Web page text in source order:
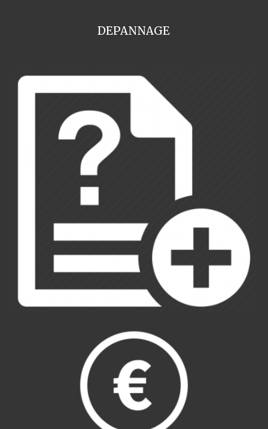
DEPANNAGE